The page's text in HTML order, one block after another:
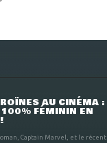
AU CINÉMA :
100% FÉMININ EN
Captain Marvel, et le récent